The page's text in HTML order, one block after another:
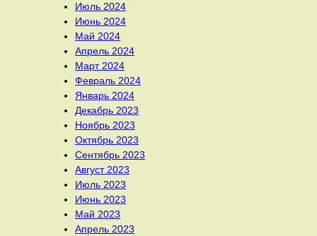
Июль 2024
Июнь 2024
Май 2024
Апрель 2024
Март 2024
Февраль 2024
Январь 2024
Декабрь 2023
Ноябрь 2023
Октябрь 2023
Сентябрь 2023
Август 2023
Июль 2023
Июнь 2023
Май 2023
Апрель 2023